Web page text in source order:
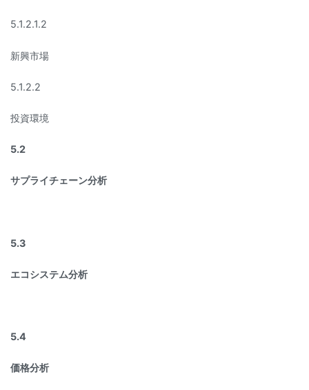
5.1.2.1.2
新興市場
5.1.2.2
投資環境
5.2
サプライチェーン分析
5.3
エコシステム分析
5.4
価格分析